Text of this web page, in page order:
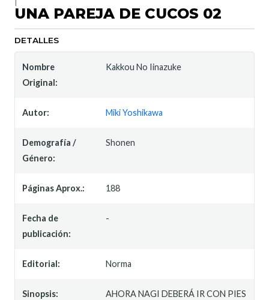
UNA PAREJA DE CUCOS 02
DETALLES
Nombre
Original:
Kakkou No Iinazuke
Autor: Miki Yoshikawa
Demografía /
Género:
Shonen
Páginas Aprox.: 188
Fecha de
publicación:
-
Editorial: Norma
Sinopsis:
AHORA NAGI DEBERÁ IR CON PIES